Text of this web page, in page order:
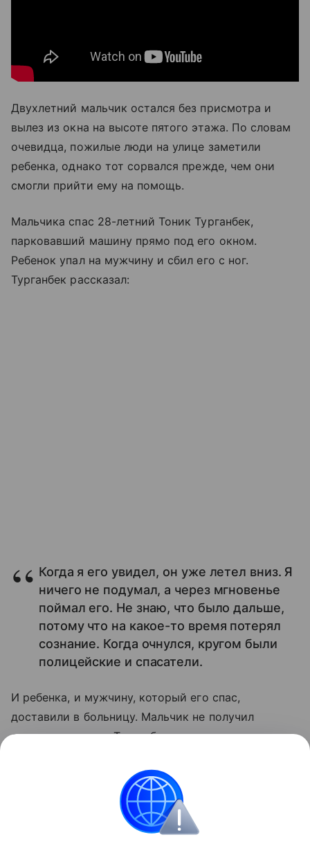
Двухлетний мальчик остался без присмотра и
вылез из окна на высоте пятого этажа. По словам
очевидца, пожилые люди на улице заметили
ребенка, однако тот сорвался прежде, чем они
смогли прийти ему на помощь.
Мальчика спас 28-летний Тоник Турганбек,
парковавший машину прямо под его окном.
Ребенок упал на мужчину и сбил его с ног.
Турганбек рассказал:
Когда я его увидел, он уже летел вниз. Я
ничего не подумал, а через мгновенье
поймал его. Не знаю, что было дальше,
потому что на какое-то время потерял
сознание. Когда очнулся, кругом были
полицейские и спасатели.
И ребенка, и мужчину, который его спас,
доставили в больницу. Мальчик не получил
серьезных травм. Турганбек отделался
От чего надо защищать ребенка